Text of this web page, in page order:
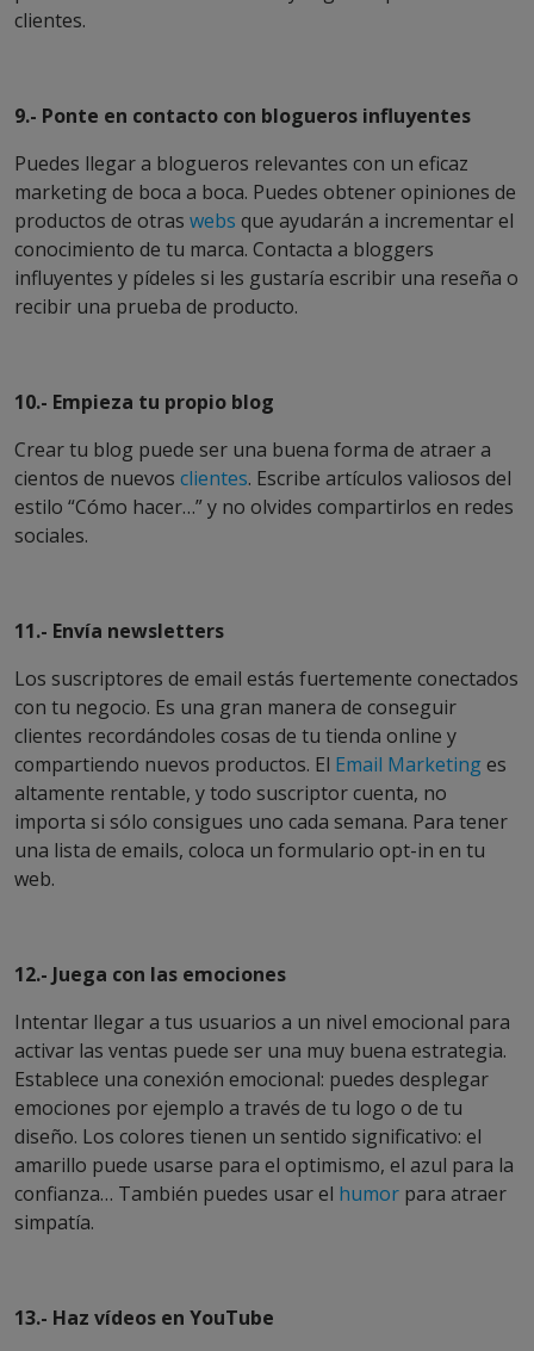
clientes.
9.- Ponte en contacto con blogueros influyentes
Puedes llegar a blogueros relevantes con un eficaz
marketing de boca a boca. Puedes obtener opiniones de
productos de otras webs que ayudarán a incrementar el
conocimiento de tu marca. Contacta a bloggers
influyentes y pídeles si les gustaría escribir una reseña o
recibir una prueba de producto.
10.- Empieza tu propio blog
Crear tu blog puede ser una buena forma de atraer a
cientos de nuevos clientes. Escribe artículos valiosos del
estilo “Cómo hacer…” y no olvides compartirlos en redes
sociales.
11.- Envía newsletters
Los suscriptores de email estás fuertemente conectados
con tu negocio. Es una gran manera de conseguir
clientes recordándoles cosas de tu tienda online y
compartiendo nuevos productos. El Email Marketinges
altamente rentable, y todo suscriptor cuenta, no
importa si sólo consigues uno cada semana. Para tener
una lista de emails, coloca un formulario opt-in en tu
web.
12.- Juega con las emociones
Intentar llegar a tus usuarios a un nivel emocional para
activar las ventas puede ser una muy buena estrategia.
Establece una conexión emocional: puedes desplegar
emociones por ejemplo a través de tu logo o de tu
diseño. Los colores tienen un sentido significativo: el
amarillo puede usarse para el optimismo, el azul para la
confianza… También puedes usar el humor para atraer
simpatía.
13.- Haz vídeos en YouTube